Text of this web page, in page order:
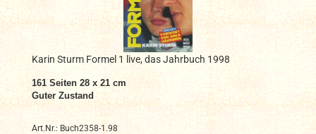
Karin Sturm Formel 1 live, das Jahrbuch 1998
161 Seiten 28 x 21 cm
Guter Zustand
Art.Nr.: Buch2358-1.98